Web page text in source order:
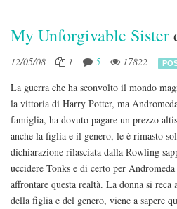
My Unforgivable Sister
12/05/08 1 5 17822
La guerra che ha sconvolto il mondo
la vittoria di Harry Potter, ma
famiglia, ha dovuto pagare un prezzo
anche la figlia e il genero, le è rimasto
dichiarazione rilasciata dalla Rowling
uccidere Tonks e di certo per Andromeda
affrontare questa realtà. La donna si
della figlia e del genero, viene a sapere